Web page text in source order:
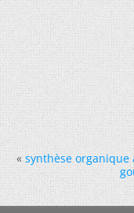
« synthèse organique